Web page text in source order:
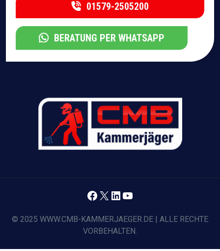
01579-2505200
BERATUNG PER WHATSAPP
© 2025 WWW.CMB-KAMMERJAEGER.DE | ALLE RECHTE
VORBEHALTEN.
Facebook
X LinkedIn
YouTube